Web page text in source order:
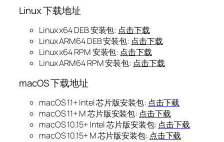
Linux 下载地址
Linux x64 DEB 安装包: 点击下载
Linux ARM64 DEB 安装包: 点击下载
Linux x64 RPM 安装包: 点击下载
Linux ARM64 RPM 安装包: 点击下载
macOS 下载地址
macOS 11+ Intel 芯片版安装包: 点击下载
macOS 11+ M 芯片版安装包: 点击下载
macOS 10.15+ Intel 芯片版安装包: 点击下载
macOS 10.15+ M 芯片版安装包: 点击下载